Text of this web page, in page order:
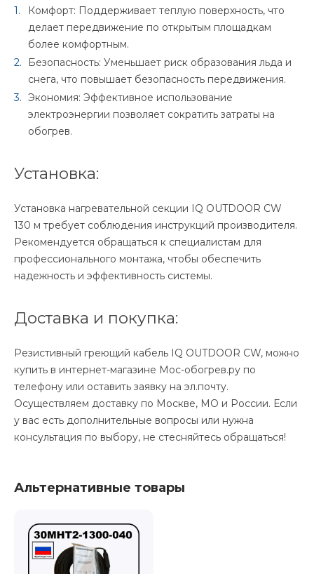
Комфорт: Поддерживает теплую поверхность, что
делает передвижение по открытым площадкам
более комфортным.
Безопасность: Уменьшает риск образования льда и
снега, что повышает безопасность передвижения.
Экономия: Эффективное использование
электроэнергии позволяет сократить затраты на
обогрев.
Установка:
Установка нагревательной секции IQ OUTDOOR CW
130 м требует соблюдения инструкций производителя.
Рекомендуется обращаться к специалистам для
профессионального монтажа, чтобы обеспечить
надежность и эффективность системы.
Доставка и покупка:
Резистивный греющий кабель IQ OUTDOOR CW, можно
купить в интернет-магазине Мос-обогрев.ру по
телефону или оставить заявку на эл.почту.
Осуществляем доставку по Москве, МО и России. Если
у вас есть дополнительные вопросы или нужна
консультация по выбору, не стесняйтесь обращаться!
Альтернативные товары